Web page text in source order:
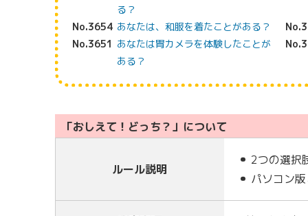
る？
No.3654 あなたは、和服を着たことがある？
No.3651 あなたは胃カメラを体験したことが
ある？
「おしえて！どっち？」について
ルール説明
2つの選択
パソコン